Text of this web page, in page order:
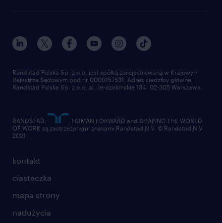
dla mediów
dla dostawców
nasz świat
pracuj w randstad
złóż CV
kontakt
ciasteczka
mapa strony
nadużycia
Randstad Polska Sp. z o.o. jest spółką zarejestrowaną w Krajowym
Rejestrze Sądowym pod nr 0000157531. Adres siedziby głównej
Randstad Polska Sp. z o.o. al. Jerozolimskie 134, 02-305 Warszawa.
RANDSTAD,
, HUMAN FORWARD and SHAPING THE WORLD
OF WORK są zastrzeżonymi znakami Randstad N.V. © Randstad N.V
2021